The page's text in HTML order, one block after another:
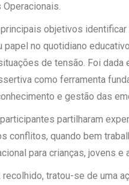
objetivos
no quotidiano
de tensão. Foi dada
como ferramenta
e gestão das
partilharam
conflitos, quando bem
para crianças, jovens e
tratou-se de uma